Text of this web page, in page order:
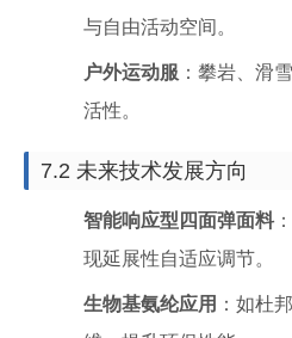
与自由活动空间。
户外运动服 ：攀岩、滑
活性。
7.2 未来技术发展方向
智能响应型四面弹面料
现延展性自适应调节。
生物基氨纶应用 ：如杜